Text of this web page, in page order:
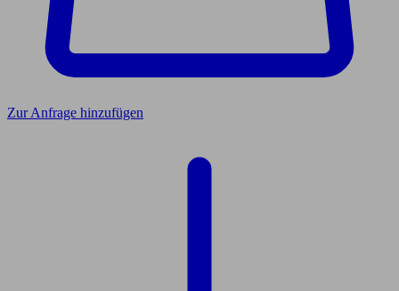
Zur Anfrage hinzufügen